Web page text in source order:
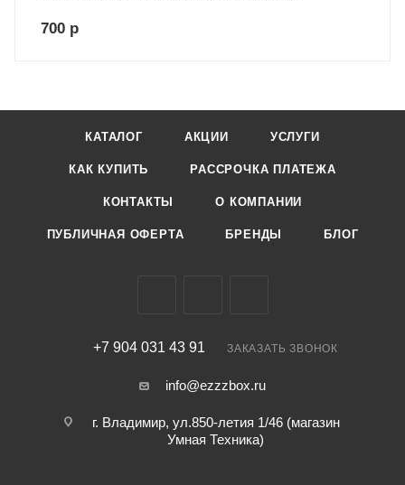
700 р
КАТАЛОГ АКЦИИ УСЛУГИ
КАК КУПИТЬ РАССРОЧКА ПЛАТЕЖА
КОНТАКТЫ О КОМПАНИИ
ПУБЛИЧНАЯ ОФЕРТА БРЕНДЫ БЛОГ
+7 904 031 43 91 ЗАКАЗАТЬ ЗВОНОК
info@ezzzbox.ru
г. Владимир, ул.850-летия 1/46 (магазин
Умная Техника)